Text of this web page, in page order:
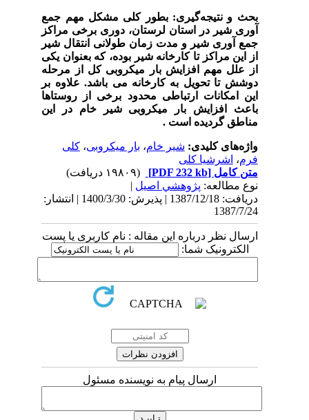
بحث و نتیجه‌گیری:بطور کلی مشکل مهم جمع
آوری شیر در استان لرستان، دوری برخی مراکز
جمع آوری شیر و مدت زمان طولانی انتقال شیر
از این مراکز تا کارخانه شیر بوده، که بعنوان یکی
از علل مهم افزایش بار میکروبی کل از مرحله
دوشش تا تحویل به کارخانه می باشد. علاوه بر
این امکانات ارتباطی محدود برخی از روستاها
باعث افزایش بار میکروبی شیر خام در این
مناطق گردیده است.
واژه‌های کلیدی:شیر خام،بار میکروبی،کلی
فرم ،اشرشیا کلی
متن کامل[PDF 232 kb]
نوع مطالعه:پژوهشي اصیل|
دریافت: 1387/12/18 | پذیرش: 1400/3/30 | انتشار:
1387/7/24
ارسال نظر درباره این مقاله : نام کاربری یا پست
الکترونیک شما:
ارسال پیام به نویسنده مسئول